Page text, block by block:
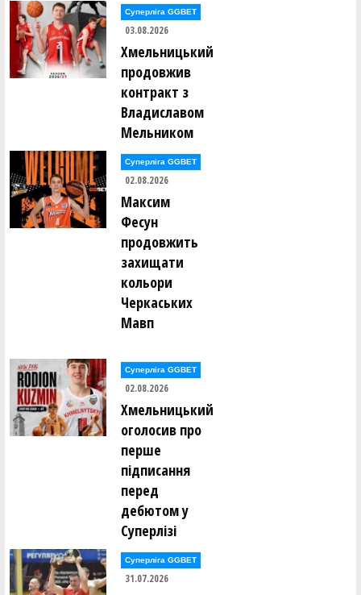
Суперліга GGBET
03.08.2026
Хмельницький
продовжив
контракт з
Владиславом
Мельником
Суперліга GGBET
02.08.2026
Максим
Фесун
продовжить
захищати
кольори
Черкаських
Мавп
Суперліга GGBET
02.08.2026
Хмельницький
оголосив про
перше
підписання
перед
дебютом у
Суперлізі
Суперліга GGBET
31.07.2026